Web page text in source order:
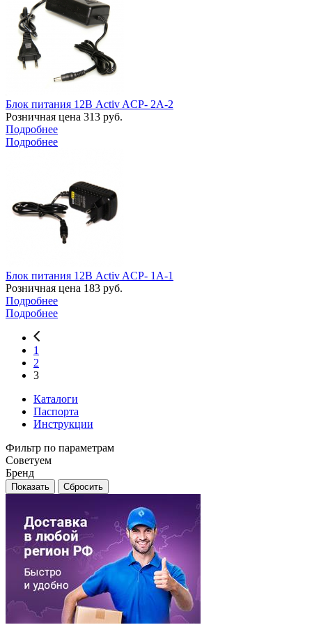
Блок питания 12В Activ ACP- 2A-2
Розничная цена 313 руб.
Подробнее
Подробнее
Блок питания 12В Activ ACP- 1A-1
Розничная цена 183 руб.
Подробнее
Подробнее
1
2
3
Каталоги
Паспорта
Инструкции
Фильтр по параметрам
Советуем
Бренд
Сбросить